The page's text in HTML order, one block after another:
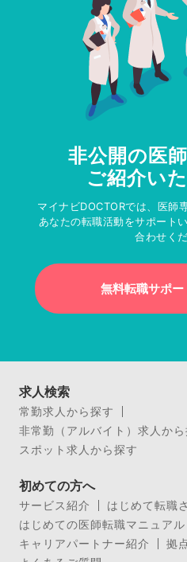
非公開の医
ご紹介い
マイナビDOCTORでは、医師
あなたの転職活動をサポート
合わせくだ
無料転職サポ
求人検索
常勤求人から探す
非常勤（アルバイト）求人から
スポット求人から探す
初めての方へ
サービス紹介
はじめて転職
はじめての医師転職マニュアル
キャリアパートナー紹介
拠